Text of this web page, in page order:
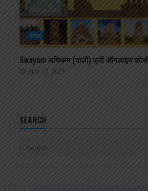
करियर
Swayam अभिधम्म (पाली) फ्री ऑनलाइन कोर्स
June 17, 2025
SEARCH
Search